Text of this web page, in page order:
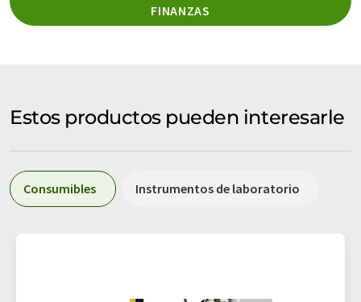
FINANZAS
Estos productos pueden interesarle
Consumibles Instrumentos de laboratorio